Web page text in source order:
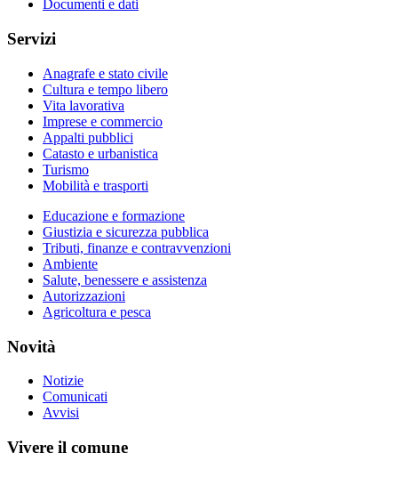
Documenti e dati
Servizi
Anagrafe e stato civile
Cultura e tempo libero
Vita lavorativa
Imprese e commercio
Appalti pubblici
Catasto e urbanistica
Turismo
Mobilità e trasporti
Educazione e formazione
Giustizia e sicurezza pubblica
Tributi, finanze e contravvenzioni
Ambiente
Salute, benessere e assistenza
Autorizzazioni
Agricoltura e pesca
Novità
Notizie
Comunicati
Avvisi
Vivere il comune